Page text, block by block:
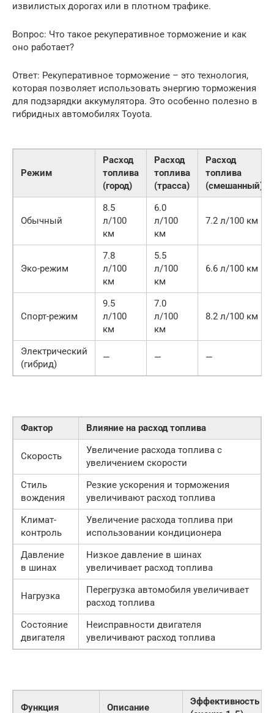
извилистых дорогах или в плотном трафике.
Вопрос: Что такое рекуперативное торможение и как
оно работает?
Ответ: Рекуперативное торможение – это технология,
которая позволяет использовать энергию торможения
для подзарядки аккумулятора. Это особенно полезно в
гибридных автомобилях Toyota.
Режим
Расход
топлива
(город)
Расход
топлива
(трасса)
Расход
топлива
(смешанный)
Обычный
8.5
л/100
км
6.0
л/100
км
7.2 л/100 км
Эко-режим
7.8
л/100
км
5.5
л/100
км
6.6 л/100 км
Спорт-режим
9.5
л/100
км
7.0
л/100
км
8.2 л/100 км
Электрический
(гибрид)
— — —
Фактор Влияние на расход топлива
Скорость
Увеличение расхода топлива с
увеличением скорости
Стиль
вождения
Резкие ускорения и торможения
увеличивают расход топлива
Климат-
контроль
Увеличение расхода топлива при
использовании кондиционера
Давление
в шинах
Низкое давление в шинах
увеличивает расход топлива
Нагрузка
Перегрузка автомобиля увеличивает
расход топлива
Состояние
двигателя
Неисправности двигателя
увеличивают расход топлива
Функция Описание
Эффективность